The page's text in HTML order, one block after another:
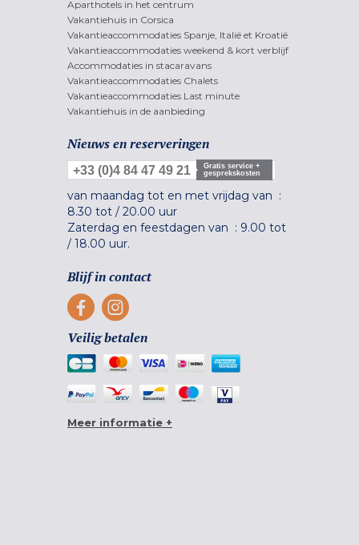
Aparthotels in het centrum
Vakantiehuis in Corsica
Vakantieaccommodaties Spanje, Italië et Kroatië
Vakantieaccommodaties weekend & kort verblijf
Accommodaties in stacaravans
Vakantieaccommodaties Chalets
Vakantieaccommodaties Last minute
Vakantiehuis in de aanbieding
Nieuws en reserveringen
+33 (0)4 84 47 49 21
Gratis service +
gesprekskosten
van maandag tot en met vrijdag van :
8.30 tot / 20.00 uur
Zaterdag en feestdagen van : 9.00 tot
/ 18.00 uur.
Blijf in contact
Veilig betalen
Meer informatie +